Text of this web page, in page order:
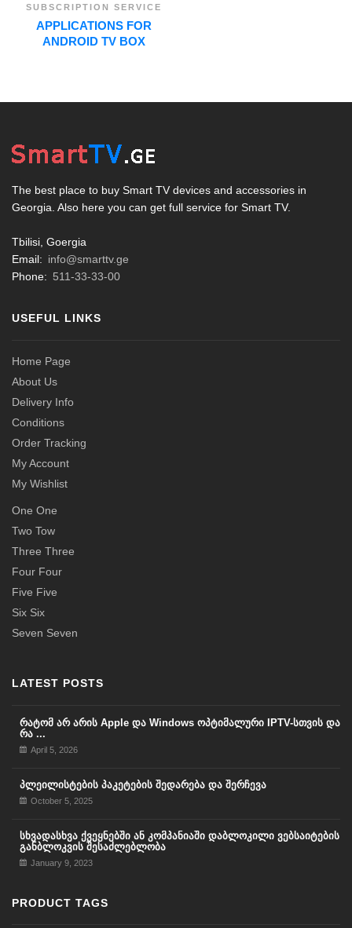
SUBSCRIPTION SERVICE
APPLICATIONS FOR
ANDROID TV BOX
The best place to buy Smart TV devices and accessories in
Georgia. Also here you can get full service for Smart TV.
Tbilisi, Goergia
Email: info@smarttv.ge
Phone: 511-33-33-00
USEFUL LINKS
Home Page
About Us
Delivery Info
Conditions
Order Tracking
My Account
My Wishlist
One One
Two Tow
Three Three
Four Four
Five Five
Six Six
Seven Seven
LATEST POSTS
რატომ არ არის Apple და Windows ოპტიმალური IPTV-სთვის და
რა ...
April 5, 2026
პლეილისტების პაკეტების შედარება და შერჩევა
October 5, 2025
სხვადასხვა ქვეყნებში ან კომპანიაში დაბლოკილი ვებსაიტების
განბლოკვის შესაძლებლობა
January 9, 2023
PRODUCT TAGS